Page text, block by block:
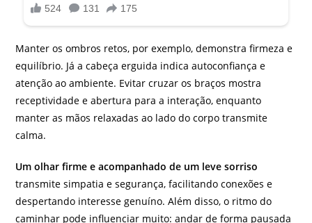
Manter os ombros retos, por exemplo, demonstra firmeza e
equilíbrio. Já a cabeça erguida indica autoconfiança e
atenção ao ambiente. Evitar cruzar os braços mostra
receptividade e abertura para a interação, enquanto
manter as mãos relaxadas ao lado do corpo transmite
calma.
Um olhar firme e acompanhado de um leve sorriso
transmite simpatia e segurança, facilitando conexões e
despertando interesse genuíno. Além disso, o ritmo do
caminhar pode influenciar muito: andar de forma pausada